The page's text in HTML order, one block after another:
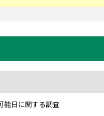
日に関する調査